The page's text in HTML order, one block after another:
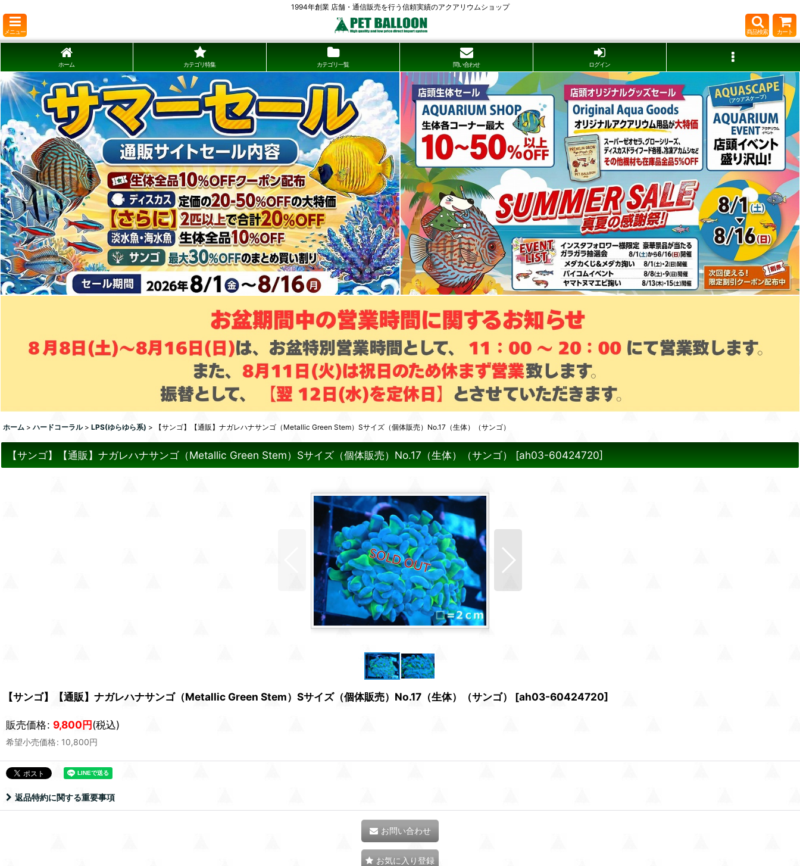
1994年創業 店舗・通信販売を行う信頼実績のアクアリウムショップ
メニュー 商品検索 カート
ホーム カテゴリ特集 カテゴリ一覧 問い合わせ ログイン
ホーム > ハードコーラル > LPS(ゆらゆら系) > 【サンゴ】【通販】ナガレハナサンゴ（Metallic Green Stem）Sサイズ（個体販売）No.17（生体）（サンゴ）
【サンゴ】【通販】ナガレハナサンゴ（Metallic Green Stem）Sサイズ（個体販売）No.17（生体）（サンゴ） [ah03-60424720]
【サンゴ】【通販】ナガレハナサンゴ（Metallic Green Stem）Sサイズ（個体販売）No.17（生体）（サンゴ） [ah03-60424720]
販売価格: 9,800円(税込)
希望小売価格: 10,800円
返品特約に関する重要事項
お問い合わせ
お気に入り登録